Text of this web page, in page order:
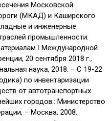
Московской
(МКАД) и Каширского
и инженерные
промышленности:
I Международной
20 сентября 2018 г.,
наука, 2018. – C 19-22
по инвентаризации
от автотранспортных
городов.: Министерство
– Москва, 2008.